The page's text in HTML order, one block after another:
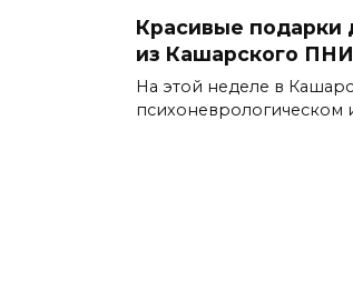
Красивые подарки
из Кашарского ПНИ
На этой неделе в
психоневрологическом